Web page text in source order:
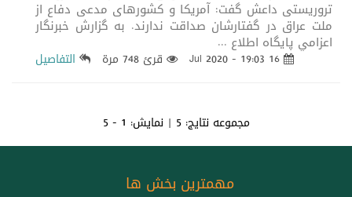
تروریستی داعش گفت: آمریکا و کشورهای مدعی دفاع از
ملت عراق در گفتارشان صداقت ندارند. به گزارش خبرنگار
اعزامي پايگاه اطلاع ...
قرئ 748 مرة التفاصيل
مجموعه نتايج:5 | نمايش: 1 - 5
مهمترين بخش ها